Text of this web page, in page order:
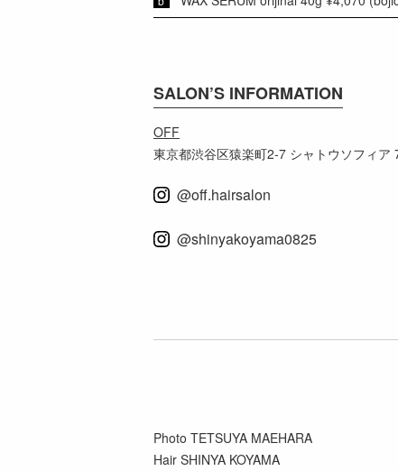
SALON’S INFORMATION
OFF
東京都渋谷区猿楽町2-7 シャトウソフィア
@off.hairsalon
@shinyakoyama0825
Photo TETSUYA MAEHARA
Hair SHINYA KOYAMA